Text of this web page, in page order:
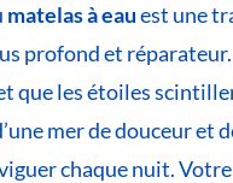
matelas à eauest une
profond et
que les étoiles
mer de douceur et
chaque nuit.